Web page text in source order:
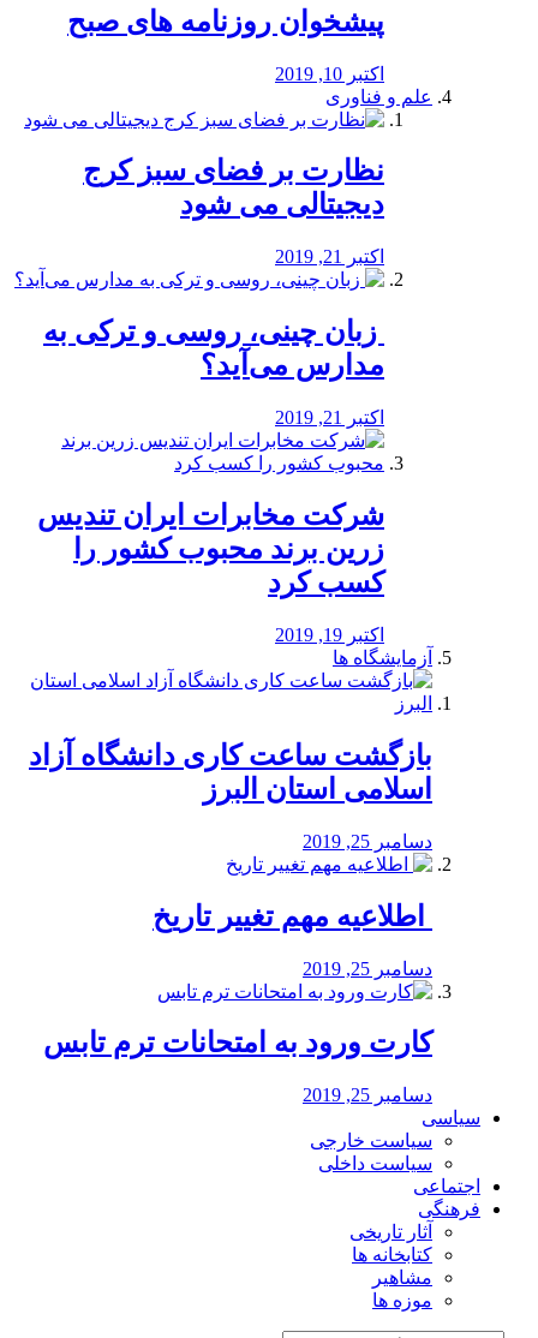
پیشخوان روزنامه های صبح
اکتبر 10, 2019
علم و فناوری
نظارت بر فضای سبز کرج
دیجیتالی می شود
اکتبر 21, 2019
️ زبان چینی، روسی و ترکی به
مدارس می‌آید؟
اکتبر 21, 2019
شرکت مخابرات ایران تندیس
زرین برند محبوب کشور را
کسب کرد
اکتبر 19, 2019
آزمایشگاه ها
بازگشت ساعت کاری دانشگاه آزاد
اسلامی استان البرز
دسامبر 25, 2019
️ اطلاعیه مهم تغییر تاریخ
دسامبر 25, 2019
کارت ورود به امتحانات ترم تابس
دسامبر 25, 2019
سیاسی
سیاست خارجی
سیاست داخلی
اجتماعی
فرهنگی
آثار تاریخی
کتابخانه ها
مشاهیر
موزه ها